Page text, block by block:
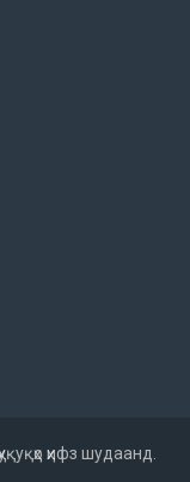
ҳифз шудаанд.